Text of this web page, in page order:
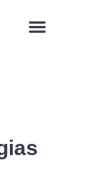
Menu